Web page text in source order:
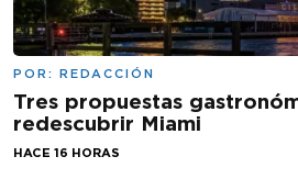
POR: REDACCIÓN
Tres propuestas
redescubrir Miami
HACE 16 HORAS